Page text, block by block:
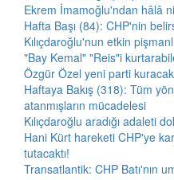
Ekrem İmamoğlu'ndan hâlâ
Hafta Başı (84): CHP'nin
Kılıçdaroğlu'nun etkin
"Bay Kemal" "Reis"i
Özgür Özel yeni parti kuracak
Haftaya Bakış (318): Tüm
atanmışların mücadelesi
Kılıçdaroğlu aradığı adaleti
Hani Kürt hareketi CHP'ye
tutacaktı!
Transatlantik: CHP Batı'nın